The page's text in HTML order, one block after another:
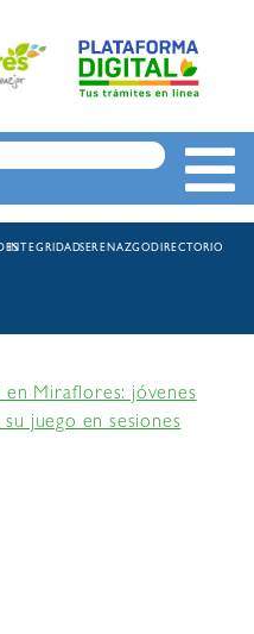
INTEGRIDADSERENAZGODIRECTORIO
en Miraflores: jóvenes
juego en sesiones